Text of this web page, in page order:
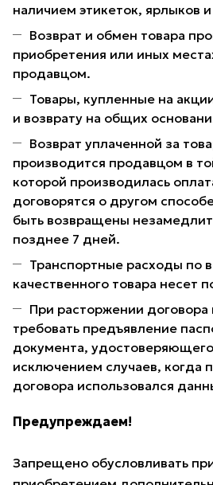
наличием этикеток, ярлыков
Возврат и обмен товара
приобретения или иных
продавцом.
Товары, купленные на
и возврату на общих
Возврат уплаченной за
производится продавцом в
которой производилась
договорятся о другом
быть возвращены
позднее 7 дней.
Транспортные расходы по
качественного товара несет
При расторжении
требовать предъявление
документа, удостоверяющего
исключением случаев, когда
договора использовался
Предупреждаем!
Запрещено обусловливать